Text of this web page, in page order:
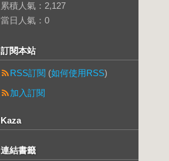
累積人氣： 2,127
當日人氣： 0
訂閱本站
RSS訂閱 (如何使用RSS)
加入訂閱
Kaza
連結書籤